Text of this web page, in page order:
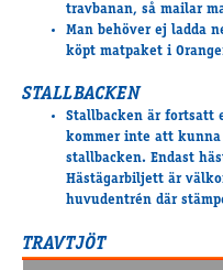
Åby Stora Pris 2026
Supertorsdag för företag
Ponnytravtävlingar
Ridsport
Om travskolan
Samarbetspartners
Licenskurser
travbanan, så mailar
Man behöver ej ladda
köpt matpaket i
STALLBACKEN
Stallbacken är fortsatt
kommer inte att kunna
stallbacken. Endast
Hästägarbiljett är
huvudentrén där
TRAVTJÖT